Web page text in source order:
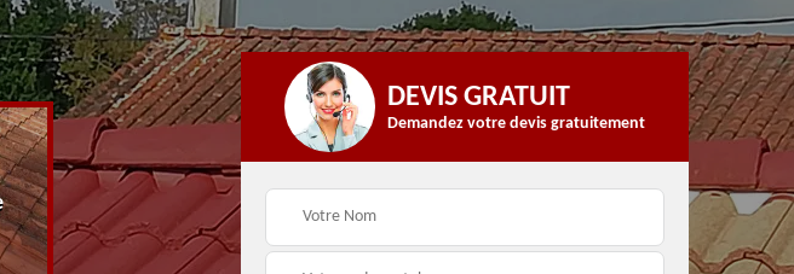
Nettoyage et
ravalement de façade
62 Pas-de-Calais
Couvreur 62 Pas-de-
Calais
DEVIS GRATUIT
Demandez votre devis gratuitement